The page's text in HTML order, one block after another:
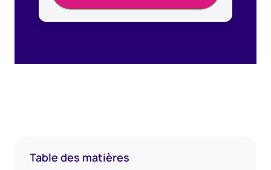
Table des matières